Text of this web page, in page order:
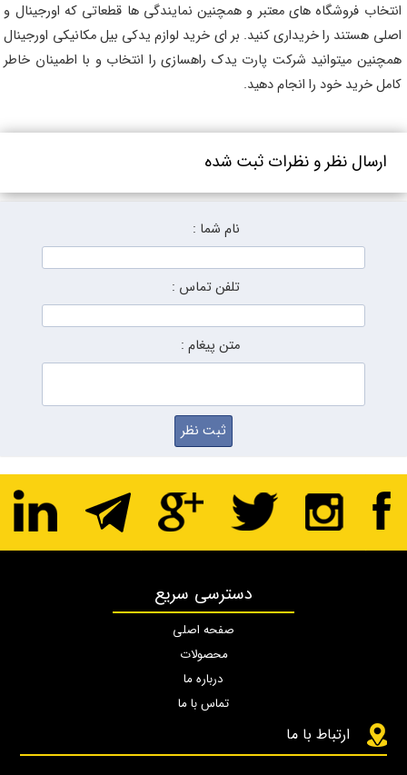
انتخاب فروشگاه های معتبر و همچنین نمایندگی ها قطعاتی که اورجینال و
اصلی هستند را خریداری کنید. بر ای خرید لوازم یدکی بیل مکانیکی اورجینال
همچنین میتوانید شرکت پارت یدک راهسازی را انتخاب و با اطمینان خاطر
کامل خرید خود را انجام دهید.
ارسال نظر و نظرات ثبت شده
نام شما :
تلفن تماس :
متن پیغام :
دسترسی سریع
صفحه اصلی
محصولات
درباره ما
تماس با ما
ارتباط با ما